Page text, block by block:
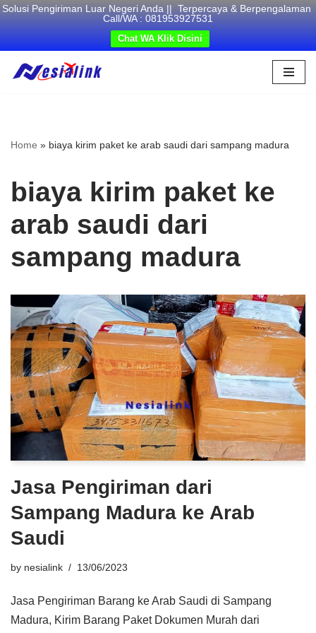
Solusi Pengiriman Luar Negeri Anda || Terpercaya & Berpengalaman
Call/WA : 081953927531
Chat WA Klik Disini
Home » biaya kirim paket ke arab saudi dari sampang madura
biaya kirim paket ke
arab saudi dari
sampang madura
Jasa Pengiriman dari
Sampang Madura ke Arab
Saudi
by nesialink 13/06/2023
Jasa Pengiriman Barang ke Arab Saudi di Sampang
Madura, Kirim Barang Paket Dokumen Murah dari